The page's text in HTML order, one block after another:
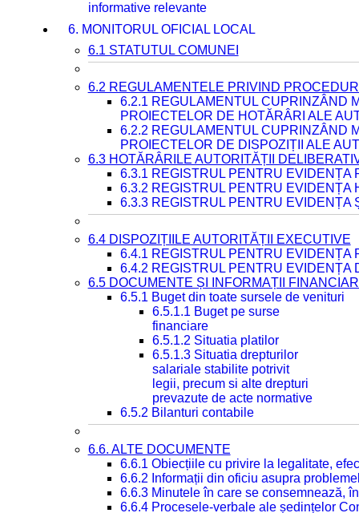
informative relevante
6. MONITORUL OFICIAL LOCAL
6.1 STATUTUL COMUNEI
6.2 REGULAMENTELE PRIVIND
6.2.1 REGULAMENTUL CUPRINZÂND
PROIECTELOR DE HOTĂRÂRI ALE
6.2.2 REGULAMENTUL CUPRINZÂND
PROIECTELOR DE DISPOZIȚII ALE
6.3 HOTĂRÂRILE AUTORITĂȚII
6.3.1 REGISTRUL PENTRU EVIDENȚA
6.3.2 REGISTRUL PENTRU EVIDENȚA
6.3.3 REGISTRUL PENTRU EVIDENȚA
6.4 DISPOZIȚIILE AUTORITĂȚII EXECUTIVE
6.4.1 REGISTRUL PENTRU EVIDENȚA
6.4.2 REGISTRUL PENTRU EVIDENȚA
6.5 DOCUMENTE ȘI INFORMAȚII
6.5.1 Buget din toate sursele de venituri
6.5.1.1 Buget pe surse
financiare
6.5.1.2 Situatia platilor
6.5.1.3 Situatia drepturilor
salariale stabilite potrivit
legii, precum si alte drepturi
prevazute de acte normative
6.5.2 Bilanturi contabile
6.6. ALTE DOCUMENTE
6.6.1 Obiecțiile cu privire la legalitate,
6.6.2 Informații din oficiu asupra
6.6.3 Minutele în care se consemnează,
6.6.4 Procesele-verbale ale ședințelor